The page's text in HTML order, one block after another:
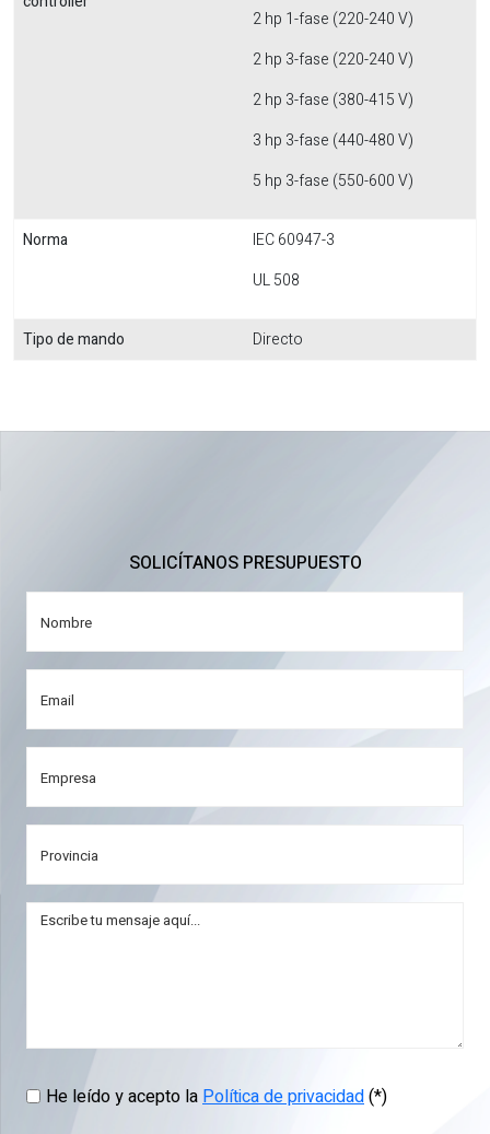
2 hp 1-fase (220-240 V)
2 hp 3-fase (220-240 V)
2 hp 3-fase (380-415 V)
3 hp 3-fase (440-480 V)
5 hp 3-fase (550-600 V)
Norma
IEC 60947-3
UL 508
Tipo de mando Directo
SOLICÍTANOS PRESUPUESTO
He leído y acepto laPolítica de privacidad(*)